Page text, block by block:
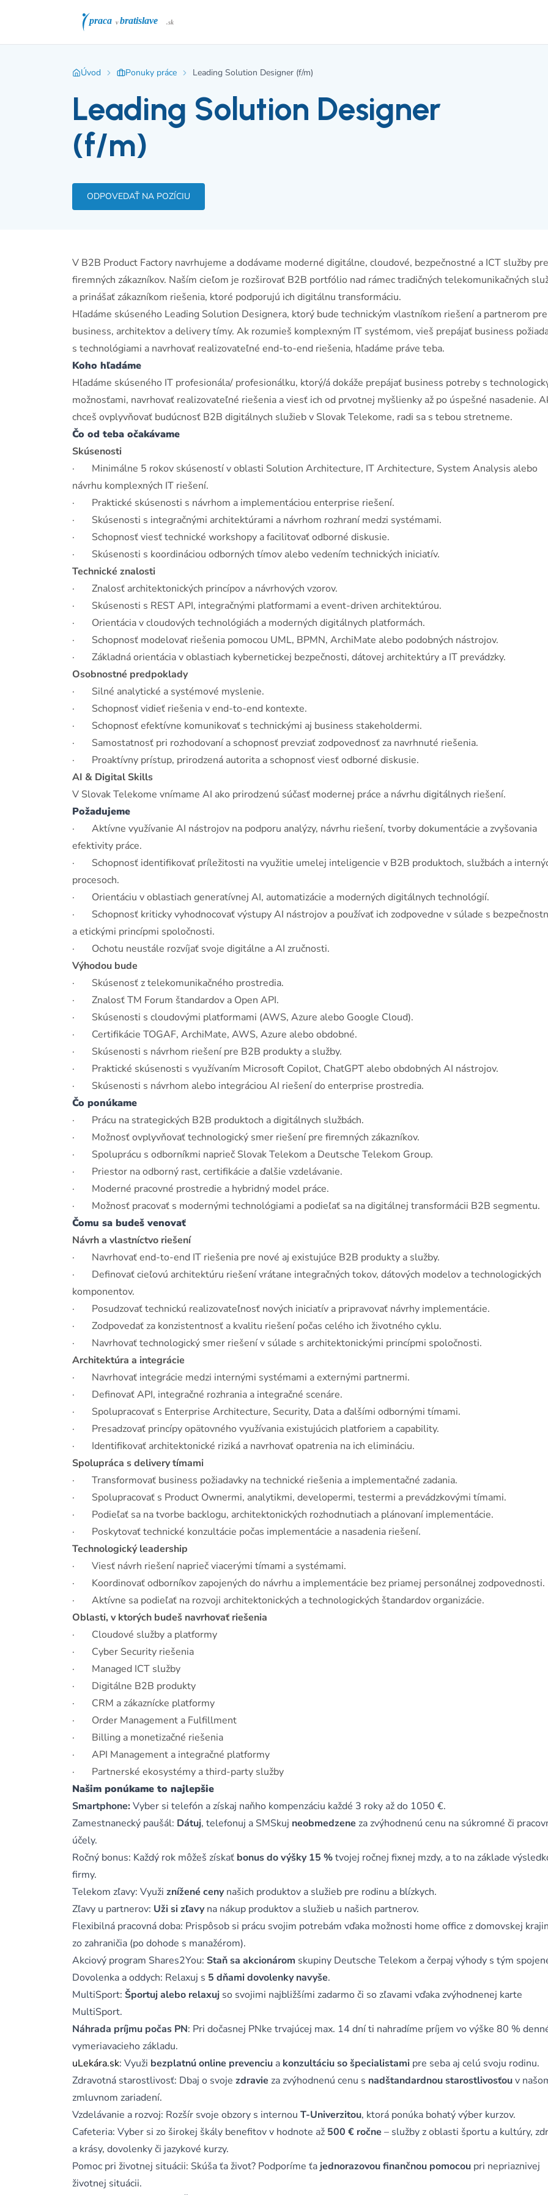
Úvod Ponuky práce Leading Solution Designer (f/m)
Leading Solution Designer
(f/m)
ODPOVEDAŤ NA POZÍCIU
V B2B Product Factory navrhujeme a dodávame moderné digitálne, cloudové, bezpečnostné a ICT služby pre
firemných zákazníkov. Naším cieľom je rozširovať B2B portfólio nad rámec tradičných telekomunikačných
a prinášať zákazníkom riešenia, ktoré podporujú ich digitálnu transformáciu.
Hľadáme skúseného Leading Solution Designera, ktorý bude technickým vlastníkom riešení a partnerom pre
business, architektov a delivery tímy. Ak rozumieš komplexným IT systémom, vieš prepájať business
s technológiami a navrhovať realizovateľné end-to-end riešenia, hľadáme práve teba.
Koho hľadáme
Hľadáme skúseného IT profesionála/ profesionálku, ktorý/á dokáže prepájať business potreby s
možnosťami, navrhovať realizovateľné riešenia a viesť ich od prvotnej myšlienky až po úspešné nasadenie.
chceš ovplyvňovať budúcnosť B2B digitálnych služieb v Slovak Telekome, radi sa s tebou stretneme.
Čo od teba očakávame
Skúsenosti
· Minimálne 5 rokov skúseností v oblasti Solution Architecture, IT Architecture, System Analysis alebo
návrhu komplexných IT riešení.
· Praktické skúsenosti s návrhom a implementáciou enterprise riešení.
· Skúsenosti s integračnými architektúrami a návrhom rozhraní medzi systémami.
· Schopnosť viesť technické workshopy a facilitovať odborné diskusie.
· Skúsenosti s koordináciou odborných tímov alebo vedením technických iniciatív.
Technické znalosti
· Znalosť architektonických princípov a návrhových vzorov.
· Skúsenosti s REST API, integračnými platformami a event-driven architektúrou.
· Orientácia v cloudových technológiách a moderných digitálnych platformách.
· Schopnosť modelovať riešenia pomocou UML, BPMN, ArchiMate alebo podobných nástrojov.
· Základná orientácia v oblastiach kybernetickej bezpečnosti, dátovej architektúry a IT prevádzky.
Osobnostné predpoklady
· Silné analytické a systémové myslenie.
· Schopnosť vidieť riešenia v end-to-end kontexte.
· Schopnosť efektívne komunikovať s technickými aj business stakeholdermi.
· Samostatnosť pri rozhodovaní a schopnosť prevziať zodpovednosť za navrhnuté riešenia.
· Proaktívny prístup, prirodzená autorita a schopnosť viesť odborné diskusie.
AI & Digital Skills
V Slovak Telekome vnímame AI ako prirodzenú súčasť modernej práce a návrhu digitálnych riešení.
Požadujeme
· Aktívne využívanie AI nástrojov na podporu analýzy, návrhu riešení, tvorby dokumentácie a zvyšovania
efektivity práce.
· Schopnosť identifikovať príležitosti na využitie umelej inteligencie v B2B produktoch, službách a
procesoch.
· Orientáciu v oblastiach generatívnej AI, automatizácie a moderných digitálnych technológií.
· Schopnosť kriticky vyhodnocovať výstupy AI nástrojov a používať ich zodpovedne v súlade s
a etickými princípmi spoločnosti.
· Ochotu neustále rozvíjať svoje digitálne a AI zručnosti.
Výhodou bude
· Skúsenosť z telekomunikačného prostredia.
· Znalosť TM Forum štandardov a Open API.
· Skúsenosti s cloudovými platformami (AWS, Azure alebo Google Cloud).
· Certifikácie TOGAF, ArchiMate, AWS, Azure alebo obdobné.
· Skúsenosti s návrhom riešení pre B2B produkty a služby.
· Praktické skúsenosti s využívaním Microsoft Copilot, ChatGPT alebo obdobných AI nástrojov.
· Skúsenosti s návrhom alebo integráciou AI riešení do enterprise prostredia.
Čo ponúkame
· Prácu na strategických B2B produktoch a digitálnych službách.
· Možnosť ovplyvňovať technologický smer riešení pre firemných zákazníkov.
· Spoluprácu s odborníkmi naprieč Slovak Telekom a Deutsche Telekom Group.
· Priestor na odborný rast, certifikácie a ďalšie vzdelávanie.
· Moderné pracovné prostredie a hybridný model práce.
· Možnosť pracovať s modernými technológiami a podieľať sa na digitálnej transformácii B2B segmentu.
Čomu sa budeš venovať
Návrh a vlastníctvo riešení
· Navrhovať end-to-end IT riešenia pre nové aj existujúce B2B produkty a služby.
· Definovať cieľovú architektúru riešení vrátane integračných tokov, dátových modelov a technologických
komponentov.
· Posudzovať technickú realizovateľnosť nových iniciatív a pripravovať návrhy implementácie.
· Zodpovedať za konzistentnosť a kvalitu riešení počas celého ich životného cyklu.
· Navrhovať technologický smer riešení v súlade s architektonickými princípmi spoločnosti.
Architektúra a integrácie
· Navrhovať integrácie medzi internými systémami a externými partnermi.
· Definovať API, integračné rozhrania a integračné scenáre.
· Spolupracovať s Enterprise Architecture, Security, Data a ďalšími odbornými tímami.
· Presadzovať princípy opätovného využívania existujúcich platforiem a capability.
· Identifikovať architektonické riziká a navrhovať opatrenia na ich elimináciu.
Spolupráca s delivery tímami
· Transformovať business požiadavky na technické riešenia a implementačné zadania.
· Spolupracovať s Product Ownermi, analytikmi, developermi, testermi a prevádzkovými tímami.
· Podieľať sa na tvorbe backlogu, architektonických rozhodnutiach a plánovaní implementácie.
· Poskytovať technické konzultácie počas implementácie a nasadenia riešení.
Technologický leadership
· Viesť návrh riešení naprieč viacerými tímami a systémami.
· Koordinovať odborníkov zapojených do návrhu a implementácie bez priamej personálnej zodpovednosti.
· Aktívne sa podieľať na rozvoji architektonických a technologických štandardov organizácie.
Oblasti, v ktorých budeš navrhovať riešenia
· Cloudové služby a platformy
· Cyber Security riešenia
· Managed ICT služby
· Digitálne B2B produkty
· CRM a zákaznícke platformy
· Order Management a Fulfillment
· Billing a monetizačné riešenia
· API Management a integračné platformy
· Partnerské ekosystémy a third-party služby
Našim ponúkame to najlepšie
Smartphone: Vyber si telefón a získaj naňho kompenzáciu každé 3 roky až do 1050 €.
Zamestnanecký paušál: Dátuj, telefonuj a SMSkuj neobmedzene za zvýhodnenú cenu na súkromné či
účely.
Ročný bonus: Každý rok môžeš získať bonus do výšky 15 %tvojej ročnej fixnej mzdy, a to na základe
firmy.
Telekom zľavy: Využi znížené cenynašich produktov a služieb pre rodinu a blízkych.
Zľavy u partnerov: Uži si zľavyna nákup produktov a služieb u našich partnerov.
Flexibilná pracovná doba: Prispôsob si prácu svojim potrebám vďaka možnosti home office z domovskej
zo zahraničia (po dohode s manažérom).
Akciový program Shares2You: Staň sa akcionárom skupiny Deutsche Telekom a čerpaj výhody s tým
Dovolenka a oddych: Relaxuj s 5 dňami dovolenky navyše.
MultiSport: Športuj alebo relaxuj so svojimi najbližšími zadarmo či so zľavami vďaka zvýhodnenej karte
MultiSport.
Náhrada príjmu počas PN: Pri dočasnej PNke trvajúcej max. 14 dní ti nahradíme príjem vo výške 80 %
vymeriavacieho základu.
uLekára.sk: Využi bezplatnú online prevenciu a konzultáciu so špecialistami pre seba aj celú svoju rodinu.
Zdravotná starostlivosť: Dbaj o svoje zdravie za zvýhodnenú cenu s nadštandardnou starostlivosťouv
zmluvnom zariadení.
Vzdelávanie a rozvoj: Rozšír svoje obzory s internou T-Univerzitou, ktorá ponúka bohatý výber kurzov.
Cafeteria: Vyber si zo širokej škály benefitov v hodnote až 500 € ročne – služby z oblasti športu a kultúry,
a krásy, dovolenky či jazykové kurzy.
Pomoc pri životnej situácii: Skúša ťa život? Podporíme ťa jednorazovou finančnou pomocou pri nepriaznivej
životnej situácii.